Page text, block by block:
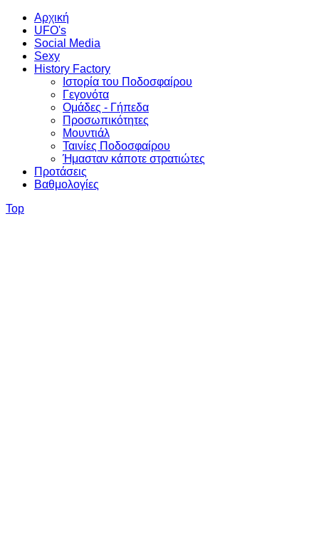
Αρχική
UFO's
Social Media
Sexy
History Factory
Ιστορία του Ποδοσφαίρου
Γεγονότα
Ομάδες - Γήπεδα
Προσωπικότητες
Μουντιάλ
Ταινίες Ποδοσφαίρου
Ήμασταν κάποτε στρατιώτες
Προτάσεις
Βαθμολογίες
Top